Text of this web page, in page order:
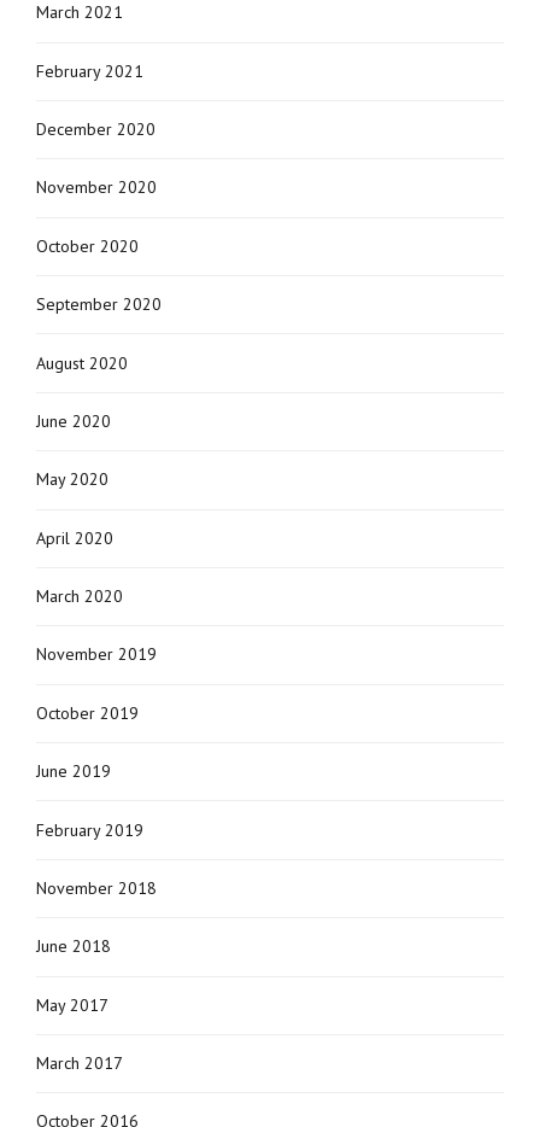
March 2021
February 2021
December 2020
November 2020
October 2020
September 2020
August 2020
June 2020
May 2020
April 2020
March 2020
November 2019
October 2019
June 2019
February 2019
November 2018
June 2018
May 2017
March 2017
October 2016